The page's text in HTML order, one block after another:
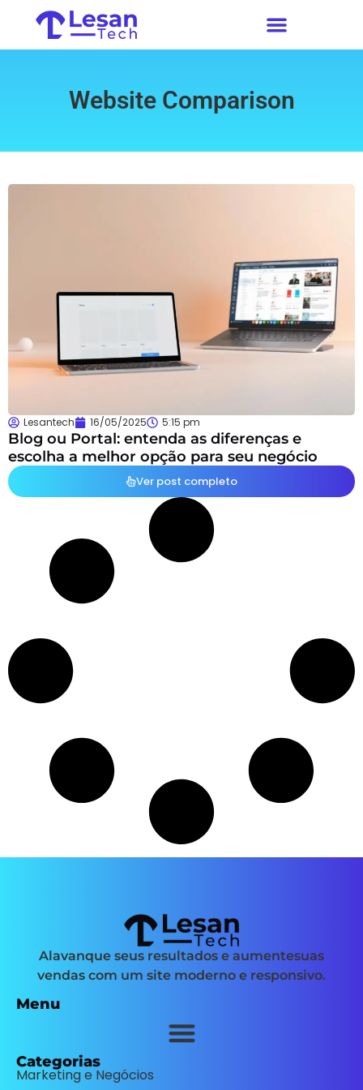
Website Comparison
Lesantech 16/05/2025 5:15 pm
Blog ou Portal: entenda as diferenças e
escolha a melhor opção para seu negócio
Ver post completo
Alavanque seus resultados e aumentesuas
vendas com um site moderno e responsivo.
Menu
Categorias
Marketing e Negócios